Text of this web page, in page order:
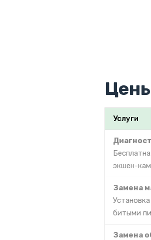
Услуги
экшен-
Замена
битыми
Замена